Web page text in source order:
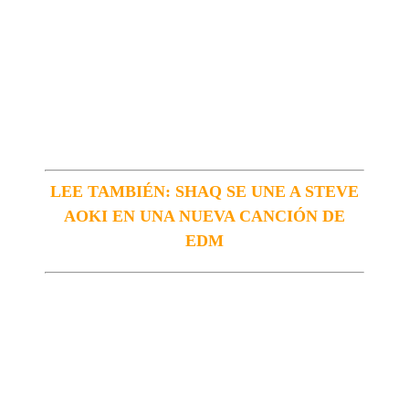
LEE TAMBIÉN: SHAQ SE UNE A STEVE
AOKI EN UNA NUEVA CANCIÓN DE
EDM